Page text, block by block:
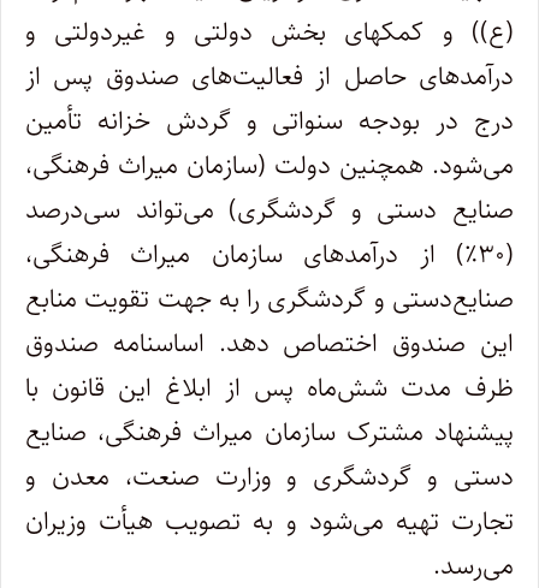
(ع)) و کمکهای بخش دولتی و غیردولتی و
درآمدهای حاصل از فعالیت‌های صندوق پس از
درج در بودجه سنواتی و گردش خزانه تأمین
می‌شود. همچنین دولت (سازمان میراث فرهنگی،
صنایع دستی و گردشگری) می‌تواند سی‌درصد
(۳۰٪) از درآمدهای سازمان میراث فرهنگی،
صنایع‌دستی و گردشگری را به جهت تقویت منابع
این صندوق اختصاص دهد. اساسنامه صندوق
ظرف مدت شش‌ماه پس از ابلاغ این قانون با
پیشنهاد مشترک سازمان میراث فرهنگی، صنایع
دستی و گردشگری و وزارت صنعت، معدن و
تجارت تهیه می‌شود و به تصویب هیأت وزیران
می‌رسد.